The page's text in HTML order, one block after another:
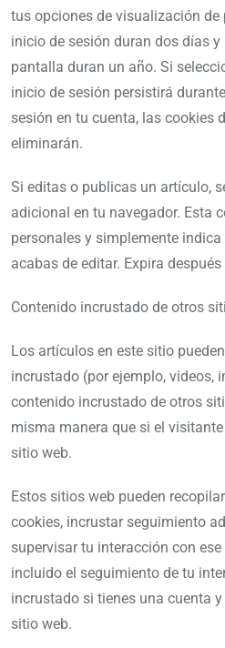
tus opciones de visualización
inicio de sesión duran dos días
pantalla duran un año. Si
inicio de sesión persistirá
sesión en tu cuenta, las cookies
eliminarán.
Si editas o publicas un artículo,
adicional en tu navegador. Esta
personales y simplemente
acabas de editar. Expira después
Contenido incrustado de otros
Los artículos en este sitio
incrustado (por ejemplo, videos,
contenido incrustado de otros
misma manera que si el
sitio web.
Estos sitios web pueden
cookies, incrustar seguimiento
supervisar tu interacción con
incluido el seguimiento de tu
incrustado si tienes una cuenta
sitio web.